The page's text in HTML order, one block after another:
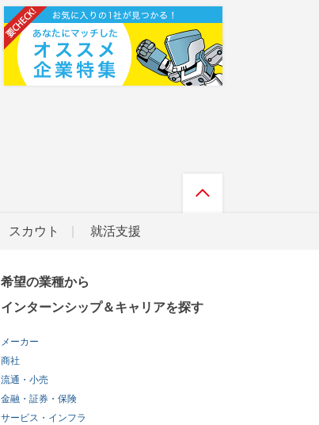
スカウト 就活支援
希望の業種から
インターンシップ＆キャリアを探す
メーカー
商社
流通・小売
金融・証券・保険
サービス・インフラ